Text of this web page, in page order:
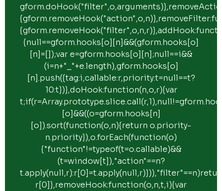
{null==gform.hooks[o][n]&&(gform.hooks[o]
[n]=[]);var e=gform.hooks[o][n];null==i&&
(i=n+"_"+e.length),gform.hooks[o]
[n].push({tag:i,callable:r,priority:t=null==t?
10:t})},doHook:function(n,o,r){var
[o]&&((o=gform.hooks[n]
[o]).sort(function(o,n){return o.priority-
n.priority}),o.forEach(function(o)
{"function"!=typeof(t=o.callable)&&
(t=window[t]),"action"==n?
r[0]},removeHook:function(o,n,t,i){var